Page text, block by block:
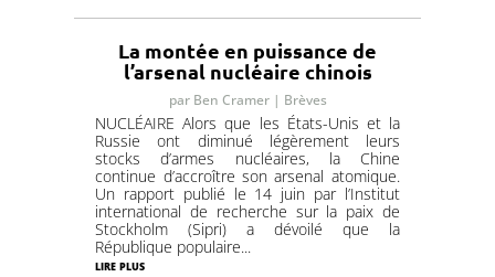
La montée en puissance de
l’arsenal nucléaire chinois
par Ben Cramer| Brèves
NUCLÉAIRE Alors que les États-Unis et la
Russie ont diminué légèrement leurs
stocks d’armes nucléaires, la Chine
continue d’accroître son arsenal atomique.
Un rapport publié le 14 juin par l’Institut
international de recherche sur la paix de
Stockholm (Sipri) a dévoilé que la
République populaire...
lire plus